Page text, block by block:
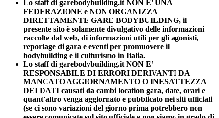
Lo staff di garebodybuilding.it NON E’ UNA
FEDERAZIONE e NON ORGANIZZA
DIRETTAMENTE GARE BODYBUILDING, il
presente sito è solamente divulgativo delle informazioni
raccolte dal web, di informazioni utili per gli agonisti,
reportage di gara e eventi per promuovere il
bodybuilding e il culturismo in Italia.
Lo staff di garebodybuilding.it NON E’
RESPONSABILE DI ERRORI DERIVANTI DA
MANCATO AGGIORNAMENTO O INESATTEZZA
DEI DATI causati da cambi location gara, date, orari e
quant’altro venga aggiornato e pubblicato nei siti ufficiali
(se ci sono variazioni del giorno prima potrebbero non